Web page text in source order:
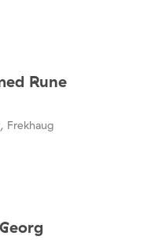
Rune
Frekhaug